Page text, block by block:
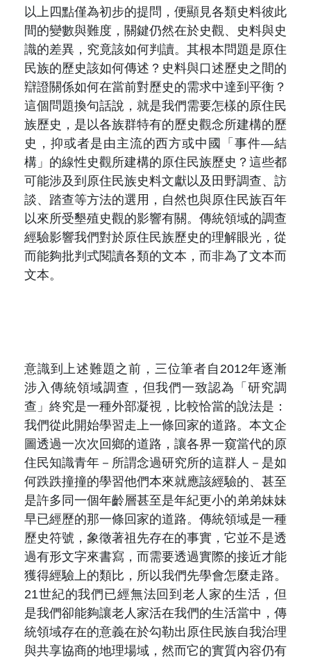
以上四點僅為初步的提問，便顯見各類史料彼此
間的變數與難度，關鍵仍然在於史觀、史料與史
識的差異，究竟該如何判讀。其根本問題是原住
民族的歷史該如何傳述？史料與口述歷史之間的
辯證關係如何在當前對歷史的需求中達到平衡？
這個問題換句話說，就是我們需要怎樣的原住民
族歷史，是以各族群特有的歷史觀念所建構的歷
史，抑或者是由主流的西方或中國「事件—結
構」的線性史觀所建構的原住民族歷史？這些都
可能涉及到原住民族史料文獻以及田野調查、訪
談、踏查等方法的選用，自然也與原住民族百年
以來所受墾殖史觀的影響有關。傳統領域的調查
經驗影響我們對於原住民族歷史的理解眼光，從
而能夠批判式閱讀各類的文本，而非為了文本而
文本。
意識到上述難題之前，三位筆者自 2012年逐漸
涉入傳統領域調查，但我們一致認為「研究調
查」終究是一種外部凝視，比較恰當的說法是：
我們從此開始學習走上一條回家的道路。本文企
圖透過一次次回鄉的道路，讓各界一窺當代的原
住民知識青年－所謂念過研究所的這群人－是如
何跌跌撞撞的學習他們本來就應該經驗的、甚至
是許多同一個年齡層甚至是年紀更小的弟弟妹妹
早已經歷的那一條回家的道路。傳統領域是一種
歷史符號，象徵著祖先存在的事實，它並不是透
過有形文字來書寫，而需要透過實際的接近才能
獲得經驗上的類比，所以我們先學會怎麼走路。
21世紀的我們已經無法回到老人家的生活，但
是我們卻能夠讓老人家活在我們的生活當中，傳
統領域存在的意義在於勾勒出原住民族自我治理
與共享協商的地理場域，然而它的實質內容仍有